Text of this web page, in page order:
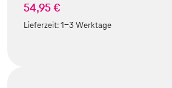
54,95 €
Lieferzeit:1-3 Werktage